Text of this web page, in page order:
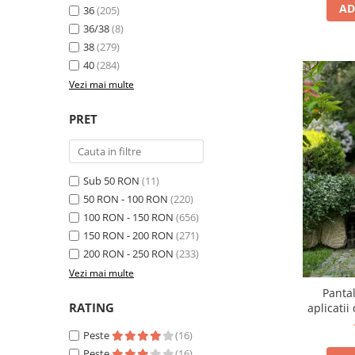
36(205)
36/38(8)
38(279)
40(284)
Vezi mai multe
PRET
Sub 50 RON (11)
50 RON - 100 RON (220)
100 RON - 150 RON (656)
150 RON - 200 RON (271)
200 RON - 250 RON (233)
Vezi mai multe
RATING
Peste
(16)
aplicatii